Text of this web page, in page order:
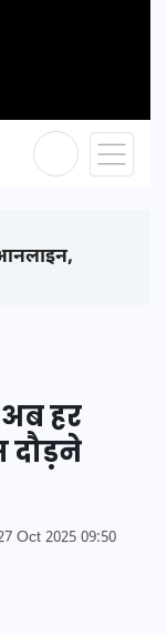
हर
Oct 2025 09:50